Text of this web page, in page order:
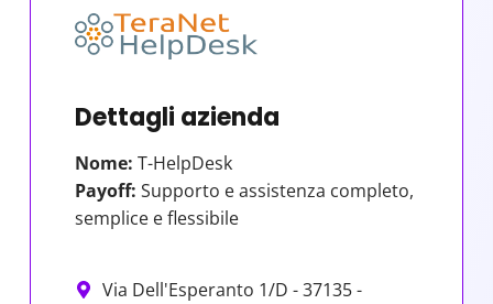
Dettagli azienda
Nome: T-HelpDesk
Payoff: Supporto e assistenza completo,
semplice e flessibile
Via Dell'Esperanto 1/D - 37135 -